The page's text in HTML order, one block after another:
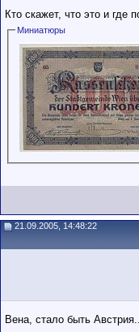
Кто скажет, что это и где
Миниатюры
21.09.2005, 14:48:22
Вена, стало быть